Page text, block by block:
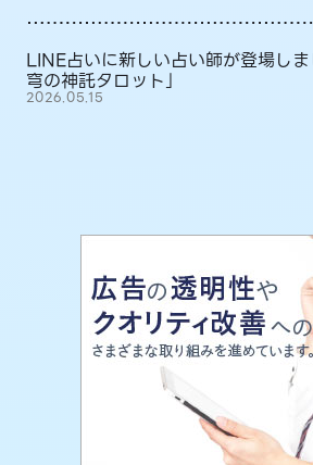
LINE占いに新しい占い師が登場し
穹の神託タロット」
2026.05.15